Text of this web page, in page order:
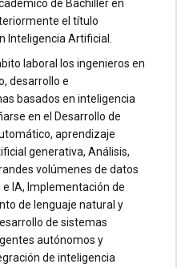
de Bachiller en
el título
Inteligencia Artificial.
laboral los ingenieros en
desarrollo e
basados en inteligencia
en el Desarrollo de
aprendizaje
generativa, Análisis,
volúmenes de datos
IA, Implementación de
de lenguaje natural y
de sistemas
autónomos y
de inteligencia